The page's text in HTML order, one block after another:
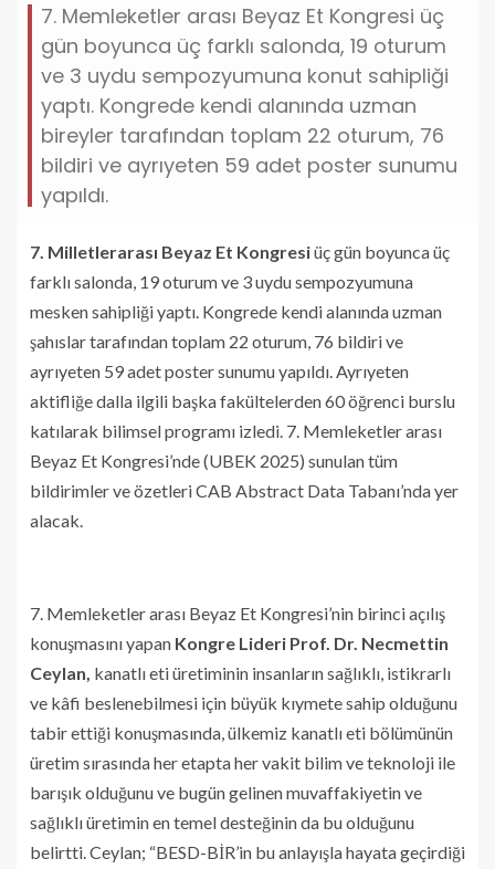
7. Memleketler arası Beyaz Et Kongresi üç
gün boyunca üç farklı salonda, 19 oturum
ve 3 uydu sempozyumuna konut sahipliği
yaptı. Kongrede kendi alanında uzman
bireyler tarafından toplam 22 oturum, 76
bildiri ve ayrıyeten 59 adet poster sunumu
yapıldı.
7. Milletlerarası Beyaz Et Kongresiüç gün boyunca üç
farklı salonda, 19 oturum ve 3 uydu sempozyumuna
mesken sahipliği yaptı. Kongrede kendi alanında uzman
şahıslar tarafından toplam 22 oturum, 76 bildiri ve
ayrıyeten 59 adet poster sunumu yapıldı. Ayrıyeten
aktifliğe dalla ilgili başka fakültelerden 60 öğrenci burslu
katılarak bilimsel programı izledi. 7. Memleketler arası
Beyaz Et Kongresi’nde (UBEK 2025) sunulan tüm
bildirimler ve özetleri CAB Abstract Data Tabanı’nda yer
alacak.
7. Memleketler arası Beyaz Et Kongresi’nin birinci açılış
konuşmasını yapan Kongre Lideri Prof. Dr. Necmettin
Ceylan, kanatlı eti üretiminin insanların sağlıklı, istikrarlı
ve kâfi beslenebilmesi için büyük kıymete sahip olduğunu
tabir ettiği konuşmasında, ülkemiz kanatlı eti bölümünün
üretim sırasında her etapta her vakit bilim ve teknoloji ile
barışık olduğunu ve bugün gelinen muvaffakiyetin ve
sağlıklı üretimin en temel desteğinin da bu olduğunu
belirtti. Ceylan; “BESD-BİR’in bu anlayışla hayata geçirdiği